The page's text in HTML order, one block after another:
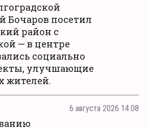
Бочаров посетил
район с
— в центре
социально
улучшающие
жителей.
6 августа 2026 14:08